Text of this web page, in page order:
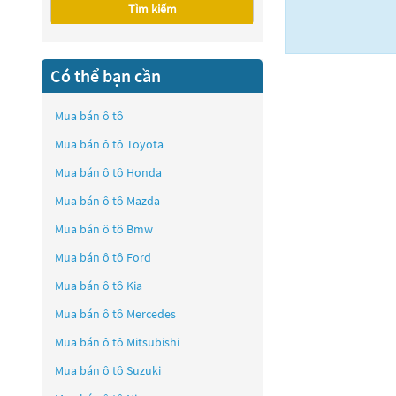
Tìm kiếm
Có thể bạn cần
Mua bán ô tô
Mua bán ô tô Toyota
Mua bán ô tô Honda
Mua bán ô tô Mazda
Mua bán ô tô Bmw
Mua bán ô tô Ford
Mua bán ô tô Kia
Mua bán ô tô Mercedes
Mua bán ô tô Mitsubishi
Mua bán ô tô Suzuki